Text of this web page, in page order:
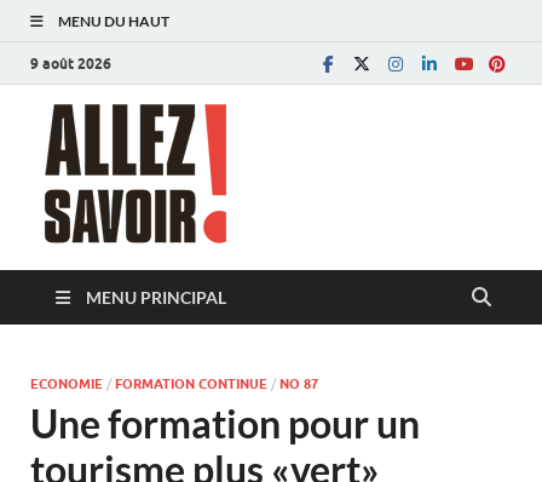
MENU DU HAUT
9 août 2026
MENU PRINCIPAL
ECONOMIE / FORMATION CONTINUE / NO 87
Une formation pour un
tourisme plus «vert»